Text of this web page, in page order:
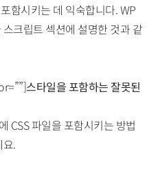
함시키는 데 익숙합니다. WP
크립트 섹션에 설명한 것과 같
스타일을 포함하는 잘못된
CSS 파일을 포함시키는 방법
.